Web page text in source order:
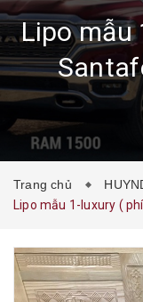
HỖ TRỢ SETUP
Lipo mẫu
Trang chủ
Lipo mẫu 1-luxury (